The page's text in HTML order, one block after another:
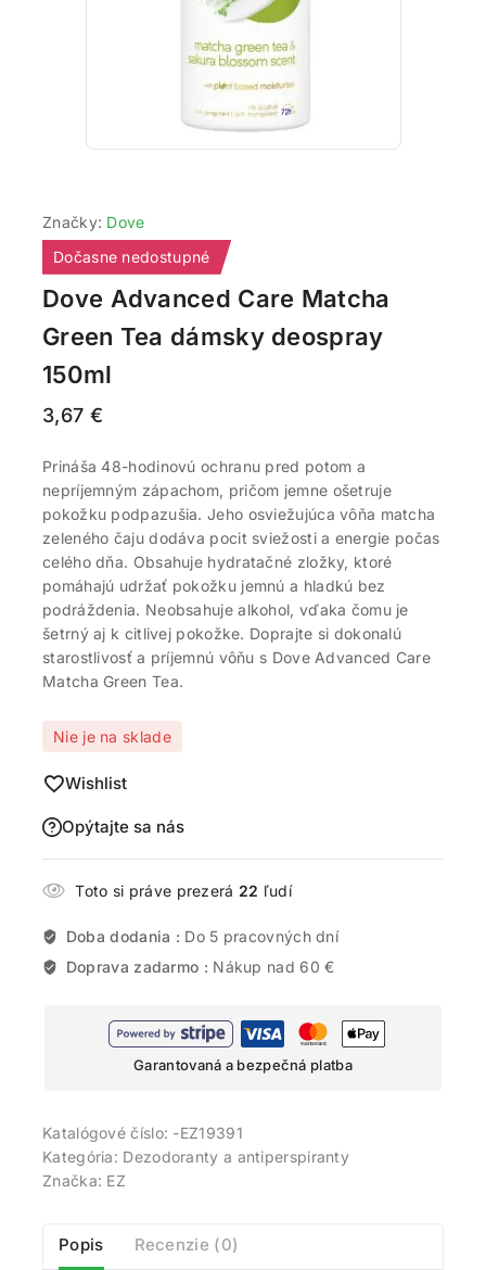
Značky: Dove
Dočasne nedostupné
Dove Advanced Care Matcha
Green Tea dámsky deospray
150ml
3,67 €
Prináša 48-hodinovú ochranu pred potom a
nepríjemným zápachom, pričom jemne ošetruje
pokožku podpazušia. Jeho osviežujúca vôňa matcha
zeleného čaju dodáva pocit sviežosti a energie počas
celého dňa. Obsahuje hydratačné zložky, ktoré
pomáhajú udržať pokožku jemnú a hladkú bez
podráždenia. Neobsahuje alkohol, vďaka čomu je
šetrný aj k citlivej pokožke. Doprajte si dokonalú
starostlivosť a príjemnú vôňu s Dove Advanced Care
Matcha Green Tea.
Nie je na sklade
Wishlist
Opýtajte sa nás
Toto si práve prezerá 22 ľudí
Doba dodania : Do 5 pracovných dní
Doprava zadarmo : Nákup nad 60 €
Garantovaná a bezpečná platba
Katalógové číslo: -EZ19391
Kategória: Dezodoranty a antiperspiranty
Značka: EZ
Popis Recenzie (0)